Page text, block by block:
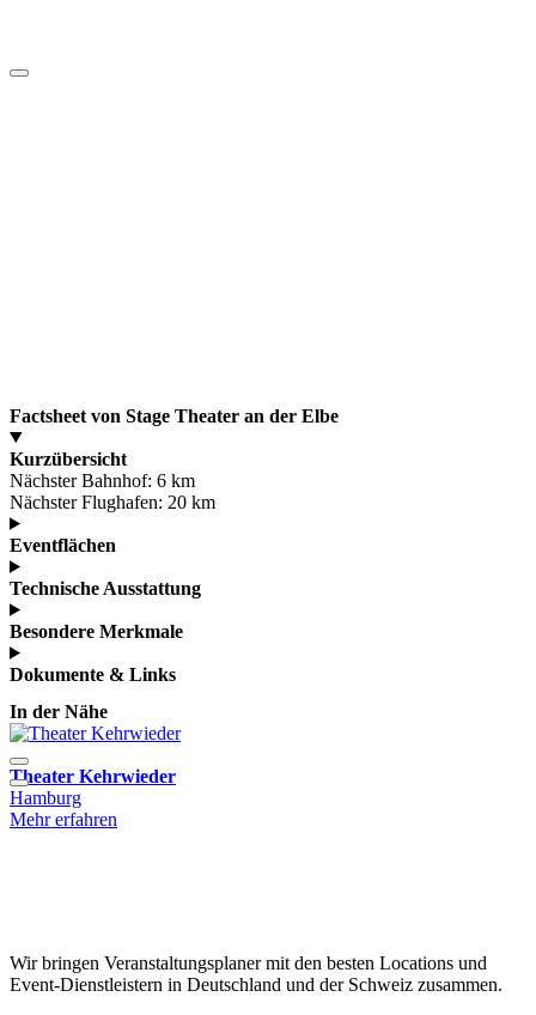
Factsheet von Stage Theater an der Elbe
Kurzübersicht
Nächster Bahnhof: 6 km
Nächster Flughafen: 20 km
Eventflächen
Technische Ausstattung
Besondere Merkmale
Dokumente & Links
In der Nähe
Theater Kehrwieder
Hamburg
Mehr erfahren
Wir bringen Veranstaltungsplaner mit den besten Locations und
Event-Dienstleistern in Deutschland und der Schweiz zusammen.